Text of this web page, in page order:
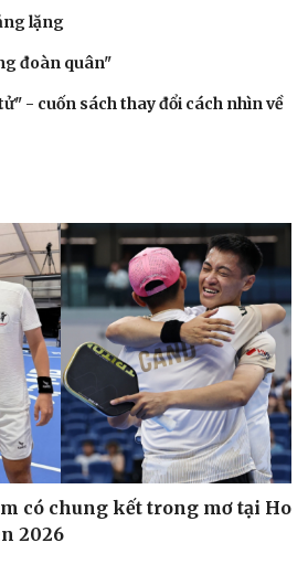
lặng
đoàn quân"
- cuốn sách thay đổi cách nhìn về
có chung kết trong mơ tại Ho
2026